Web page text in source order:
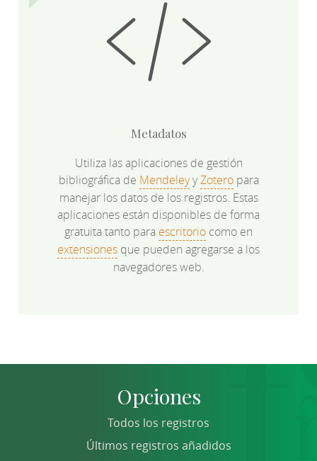
Metadatos
Utiliza las aplicaciones de gestión
bibliográfica de MendeleyyZoteropara
manejar los datos de los registros. Estas
aplicaciones están disponibles de forma
gratuita tanto para escritorio como en
extensiones que pueden agregarse a los
navegadores web.
Opciones
Todos los registros
Últimos registros añadidos